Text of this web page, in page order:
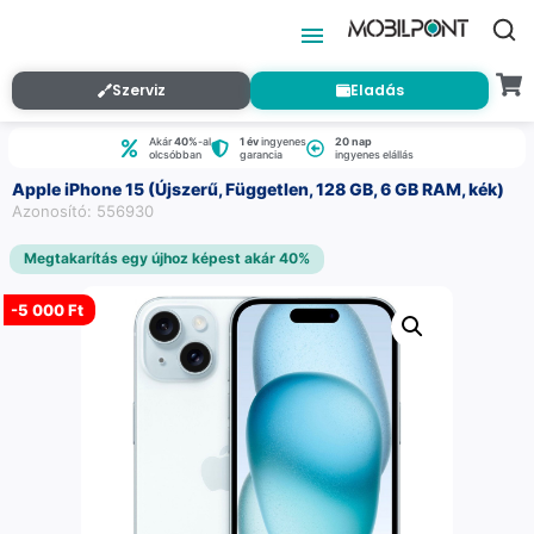
Szerviz Eladás
Akár40%-al
olcsóbban
1 évingyenes
garancia
20 nap
ingyenes elállás
Apple iPhone 15 (Újszerű, Független, 128 GB, 6 GB RAM, kék)
Azonosító: 556930
Megtakarítás egy újhoz képest akár 40%
-5 000 Ft